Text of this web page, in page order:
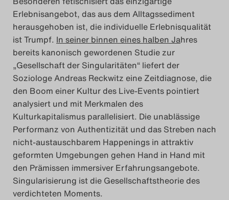
Erlebnisangebot, das aus dem Alltagssediment
herausgehoben ist, die individuelle Erlebnisqualität
ist Trumpf. In seiner binnen eines halben Jahres
bereits kanonisch gewordenen Studie zur
„Gesellschaft der Singularitäten“ liefert der
Soziologe Andreas Reckwitz eine Zeitdiagnose, die
den Boom einer Kultur des Live-Events pointiert
analysiert und mit Merkmalen des
Kulturkapitalismus parallelisiert. Die unablässige
Performanz von Authentizität und das Streben nach
nicht-austauschbarem Happenings in attraktiv
geformten Umgebungen gehen Hand in Hand mit
den Prämissen immersiver Erfahrungsangebote.
Singularisierung ist die Gesellschaftstheorie des
verdichteten Moments.